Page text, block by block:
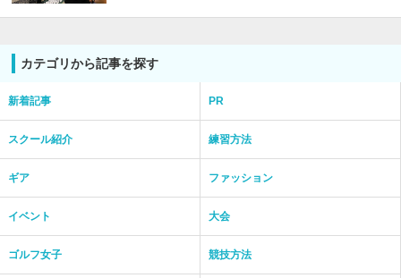
カテゴリから記事を探す
新着記事 PR
スクール紹介 練習方法
ギア ファッション
イベント 大会
ゴルフ女子 競技方法